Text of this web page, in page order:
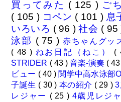
買ってみた ( 125 ) ご
( 105 ) コペン ( 101 ) 息
いろいろ ( 96 )社会 ( 95
泳部 ( 75 ) 赤ちゃんグッ
( 48 ) ねお日記（ねこ） (
STRIDER ( 43 ) 音楽-演奏 (
ビュー ( 40 ) 関学中高水泳部
子誕生 ( 30 ) 本の紹介 ( 29 )3
レジャー ( 25 ) 4歳児レジ